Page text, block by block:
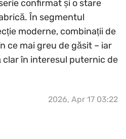
confirmat și o stare
În segmentul
moderne, combinații de
ce mai greu de găsit – iar
în interesul puternic de
2026, Apr 17 03:22